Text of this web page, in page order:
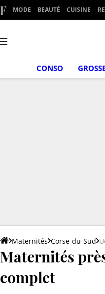
MODE BEAUTÉ CUISINE
CONSO
Maternités Corse-du-Sud
Maternités
complet